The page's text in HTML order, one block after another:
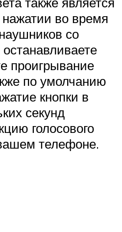
во время
со
проигрывание
по умолчанию
кнопки в
секунд
голосового
телефоне.